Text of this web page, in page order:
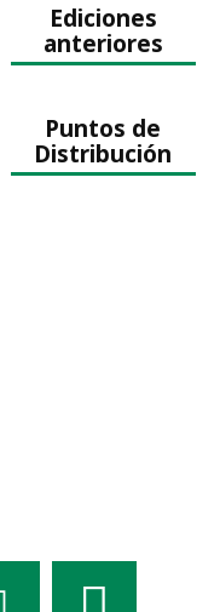
Ediciones
anteriores
Puntos de
Distribución